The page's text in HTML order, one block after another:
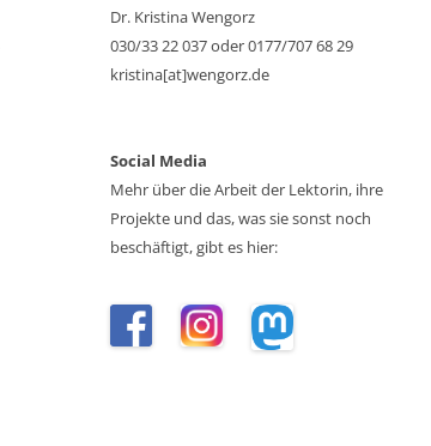
Dr. Kristina Wengorz
030/33 22 037 oder 0177/707 68 29
kristina[at]wengorz.de
Social Media
Mehr über die Arbeit der Lektorin, ihre
Projekte und das, was sie sonst noch
beschäftigt, gibt es hier: